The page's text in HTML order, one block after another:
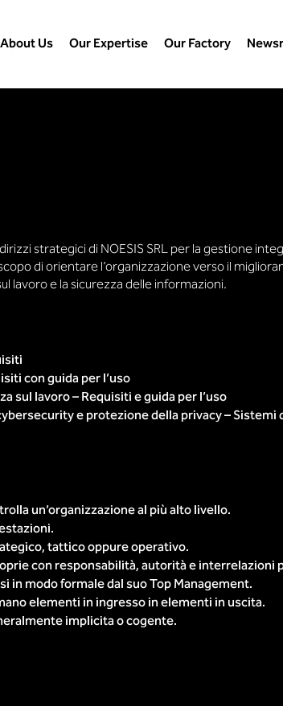
About Us Our Expertise Our Factory
strategici di NOESIS SRL per la gestione
di orientare l’organizzazione verso il
lavoro e la sicurezza delle informazioni.
con guida per l’uso
sul lavoro – Requisiti e guida per l’uso
e protezione della privacy –
un’organizzazione al più alto livello.
tattico oppure operativo.
con responsabilità, autorità e
in modo formale dal suo Top Management.
elementi in ingresso in elementi in uscita.
implicita o cogente.